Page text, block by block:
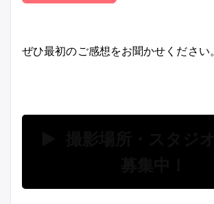
ぜひ最初のご感想をお聞かせください。